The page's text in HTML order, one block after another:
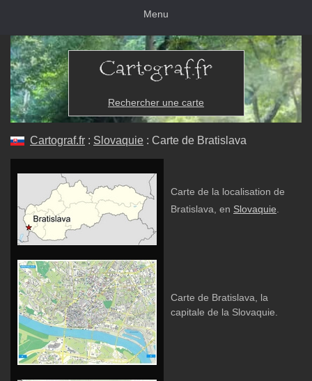
Menu
Rechercher une carte
Cartograf.fr : Slovaquie : Carte de Bratislava
Carte de la localisation de
Bratislava, en Slovaquie
Carte de Bratislava, la
capitale de la Slovaquie.